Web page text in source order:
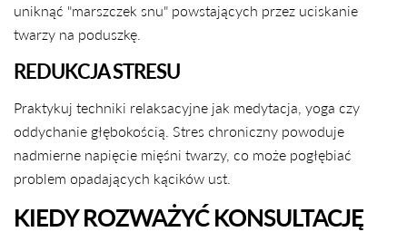
uniknąć "marszczek snu" powstających przez uciskanie
twarzy na poduszkę.
REDUKCJA STRESU
Praktykuj techniki relaksacyjne jak medytacja, yoga czy
oddychanie głębokością. Stres chroniczny powoduje
nadmierne napięcie mięśni twarzy, co może pogłębiać
problem opadających kącików ust.
KIEDY ROZWAŻYĆ KONSULTACJĘ